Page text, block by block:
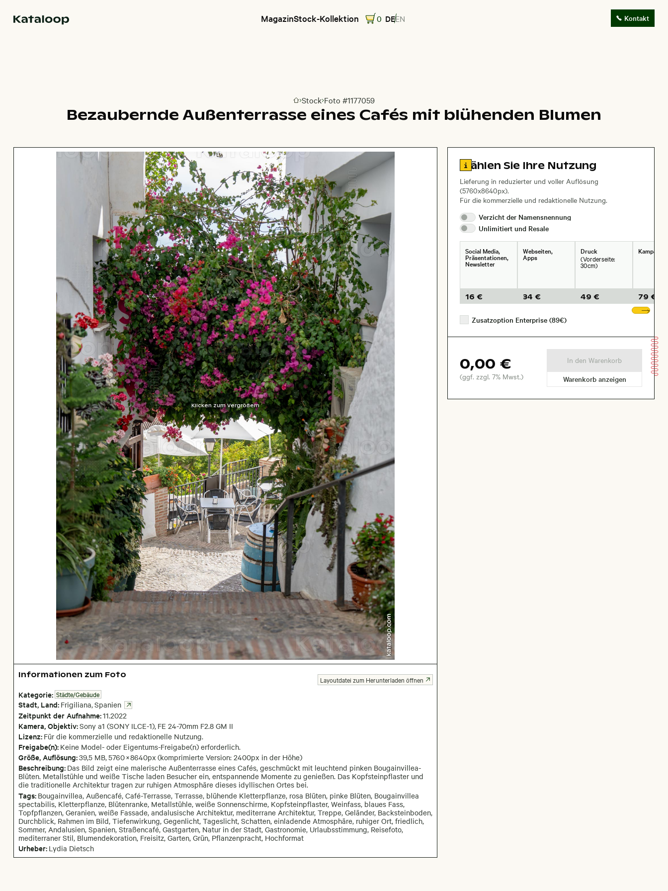
MagazinStock-Kollektion 0 DEEN Kontakt
Zur Homepage
Stock Foto #1177059
Bezaubernde Außenterrasse eines Cafés mit blühenden Blumen
Klicken zum Vergrößern
Informationen zum Foto
Kategorie: Städte/Gebäude
Stadt, Land: Frigiliana,Spanien
Zeitpunkt der Aufnahme:11.2022
Kamera, Objektiv:Sony a1 (SONY ILCE-1), FE 24-70mm F2.8 GM II
Lizenz: Für die kommerzielle und redaktionelle Nutzung.
Freigabe(n): Keine Model- oder Eigentums-Freigabe(n) erforderlich.
Größe, Auflösung:39,5 MB,5760×8640px (komprimierte Version: 2400px in der Höhe)
Beschreibung: Das Bild zeigt eine malerische Außenterrasse eines Cafés, geschmückt mit leuchtend pinken Bougainvillea-
Blüten. Metallstühle und weiße Tische laden Besucher ein, entspannende Momente zu genießen. Das Kopfsteinpflaster und
die traditionelle Architektur tragen zur ruhigen Atmosphäre dieses idyllischen Ortes bei.
Tags: Bougainvillea, Außencafé, Café-Terrasse, Terrasse, blühende Kletterpflanze, rosa Blüten, pinke Blüten, Bougainvillea
spectabilis, Kletterpflanze, Blütenranke, Metallstühle, weiße Sonnenschirme, Kopfsteinpflaster, Weinfass, blaues Fass,
Topfpflanzen, Geranien, weiße Fassade, andalusische Architektur, mediterrane Architektur, Treppe, Geländer, Backsteinboden,
Durchblick, Rahmen im Bild, Tiefenwirkung, Gegenlicht, Tageslicht, Schatten, einladende Atmosphäre, ruhiger Ort, friedlich,
Sommer, Andalusien, Spanien, Straßencafé, Gastgarten, Natur in der Stadt, Gastronomie, Urlaubsstimmung, Reisefoto,
mediterraner Stil, Blumendekoration, Freisitz, Garten, Grün, Pflanzenpracht, Hochformat
Urheber: Lydia Dietsch
Layoutdatei zum Herunterladen öffnen
Zu den Lizenzinformationen springen
Wählen Sie Ihre Nutzung
Lieferung in reduzierter und voller Auflösung
(5760x8640px).
Für die kommerzielle und redaktionelle Nutzung.
Verzicht der Namensnennung
Unlimitiert und Resale
Social Media,
Präsentationen,
Newsletter
16 €
Webseiten,
Apps
34 €
Druck
(Vorderseite:
30cm)
49 €
79 €
Zusatzoption Enterprise (89€)
0,00 €
(ggf. zzgl. 7% Mwst.)
In den Warenkorb
Warenkorb anzeigen